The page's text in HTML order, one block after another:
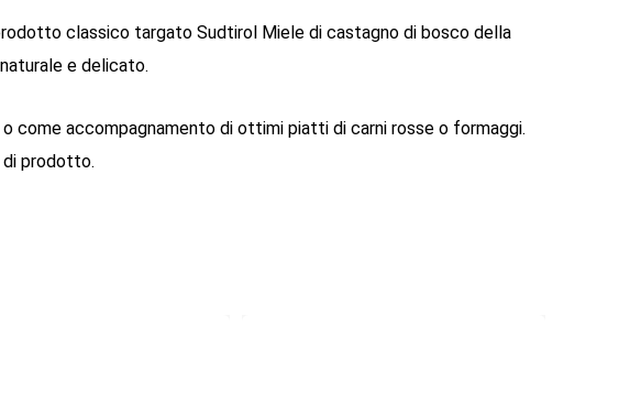
classico targato Sudtirol Miele di castagno di bosco della
e delicato.
come accompagnamento di ottimi piatti di carni rosse o formaggi.
di prodotto.